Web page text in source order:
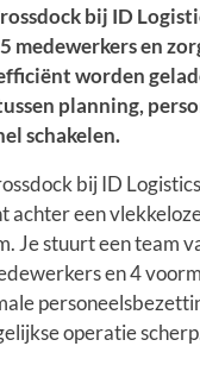
bij ID
medewerkers en
worden
planning,
schakelen.
bij ID
achter een
Je stuurt een team
en 4
operatie